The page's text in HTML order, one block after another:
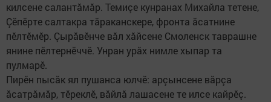
килсене салантăмăр. Темиçе кунранах Михайла тетене,
Çӗпӗрте салтакра тăраканскере, фронта ăсатнине
пӗлтӗмӗр. Çырăвӗнче вăл хăйсене Смоленск таврашне
янине пӗлтернӗччӗ. Унран урăх нимле хыпар та
пулмарӗ.
Пирӗн пысăк ял пушанса юлчӗ: арçынсене вăрçа
ăсатрăмăр, тӗреклӗ, вăйлă лашасене те илсе кайрӗç.